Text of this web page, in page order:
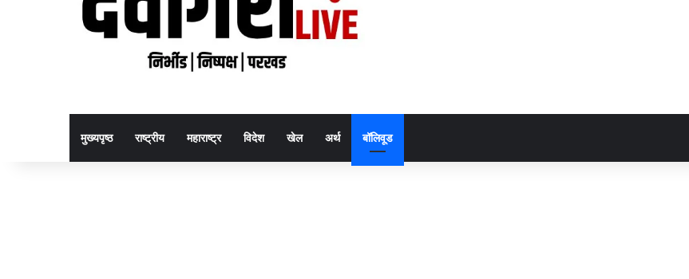
मुख्यपृष्ठ राष्ट्रीय महाराष्ट्र विदेश खेल अर्थ बॉलिवूड